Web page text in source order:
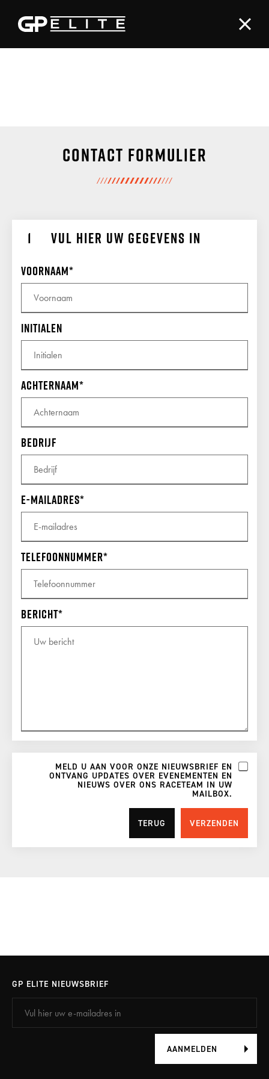
Contact formulier
Vul hier uw gegevens in
Voornaam
Initialen
Achternaam
Bedrijf
E-mailadres
Telefoonnummer
Bericht
MELD U AAN VOOR ONZE NIEUWSBRIEF EN
ONTVANG UPDATES OVER EVENEMENTEN EN
NIEUWS OVER ONS RACETEAM IN UW
MAILBOX.
TERUG VERZENDEN
GP ELITE NIEUWSBRIEF
AANMELDEN